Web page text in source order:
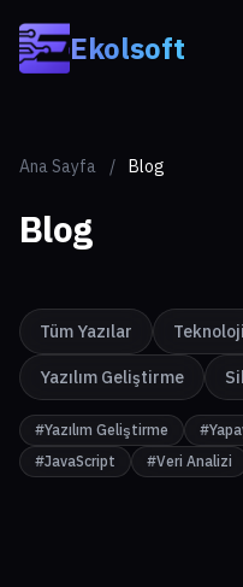
Ekolsoft
Ana Sayfa / Blog
Blog
Tüm Yazılar Teknoloji
Yazılım Geliştirme
#Yazılım Geliştirme
#JavaScript
#Veri Analizi